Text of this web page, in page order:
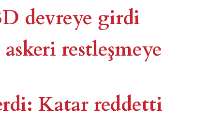
devreye girdi
restleşmeye
Katar reddetti